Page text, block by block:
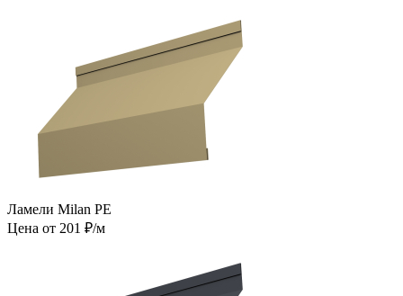
Ламели Milan PE
Цена от 201 ₽/м